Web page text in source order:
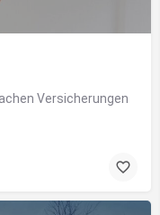
Versicherungen